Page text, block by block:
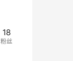
18
粉丝